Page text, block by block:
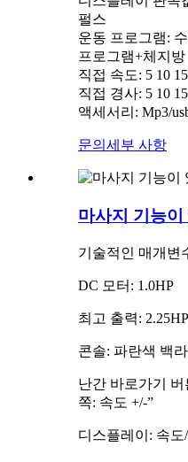
펄스
운동 프로그램:
프로그램+체지방
직접 속도: 5 10 15
직접 경사: 5 10 15
액세서리: Mp3/
문의 세부 사항
마사지 기능
기술적인 매개변
DC 모터: 1.0HP
최고 출력: 2.25HP
콘솔: 파란색 백
난간 바로가기
쪽: 속도 +/-”
디스플레이: 속